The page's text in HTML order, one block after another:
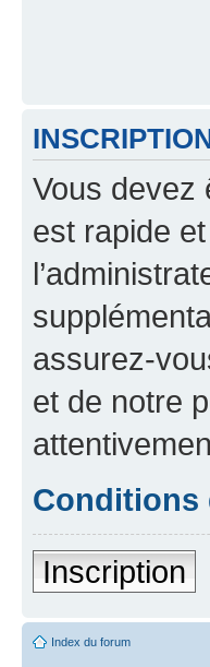
Vous devez
est rapide
assurez-
et de notre
Conditions
Inscription
Index du forum